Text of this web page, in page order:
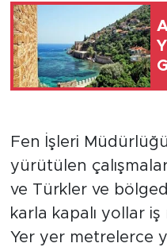
Fen İşleri
yürütülen
ve Türkler ve
karla kapalı yollar iş
Yer yer metrelerce
Yerel